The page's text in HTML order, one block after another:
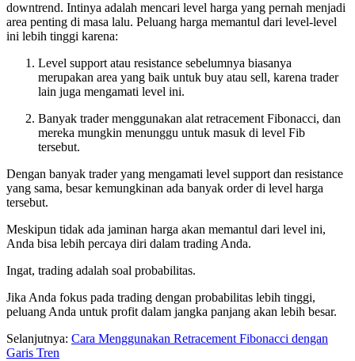
downtrend. Intinya adalah mencari level harga yang pernah menjadi
area penting di masa lalu. Peluang harga memantul dari level-level
ini lebih tinggi karena:
Level support atau resistance sebelumnya biasanya
merupakan area yang baik untuk buy atau sell, karena trader
lain juga mengamati level ini.
Banyak trader menggunakan alat retracement Fibonacci, dan
mereka mungkin menunggu untuk masuk di level Fib
tersebut.
Dengan banyak trader yang mengamati level support dan resistance
yang sama, besar kemungkinan ada banyak order di level harga
tersebut.
Meskipun tidak ada jaminan harga akan memantul dari level ini,
Anda bisa lebih percaya diri dalam trading Anda.
Ingat, trading adalah soal probabilitas.
Jika Anda fokus pada trading dengan probabilitas lebih tinggi,
peluang Anda untuk profit dalam jangka panjang akan lebih besar.
Selanjutnya: Cara Menggunakan Retracement Fibonacci dengan
Garis Tren